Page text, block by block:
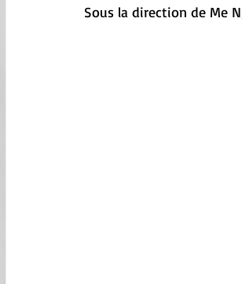
Sous la direction de Me